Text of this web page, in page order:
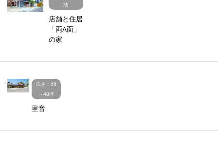
法
店舗と住居
「両A面」
の家
広さ：30
～40坪
里音